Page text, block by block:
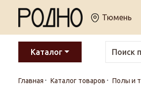
Тюмень
Каталог
Главная Каталог товаров Полы и